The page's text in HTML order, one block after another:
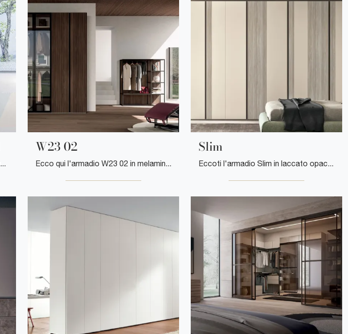
Ti presentiamo l'armadio Cabina Armadio Naked in laccato opaco di Clever! Un ricco catalogo di armadi cabine armadio con ante battenti.
W23 02
Ecco qui l'armadio W23 02 in melaminico di Clever! Una ricca gamma di armadi a muro con ante battenti.
Slim
Eccoti l'armadio Slim in laccato opaco di Clever! Una ricca gamma di armadi a muro con ante battenti.